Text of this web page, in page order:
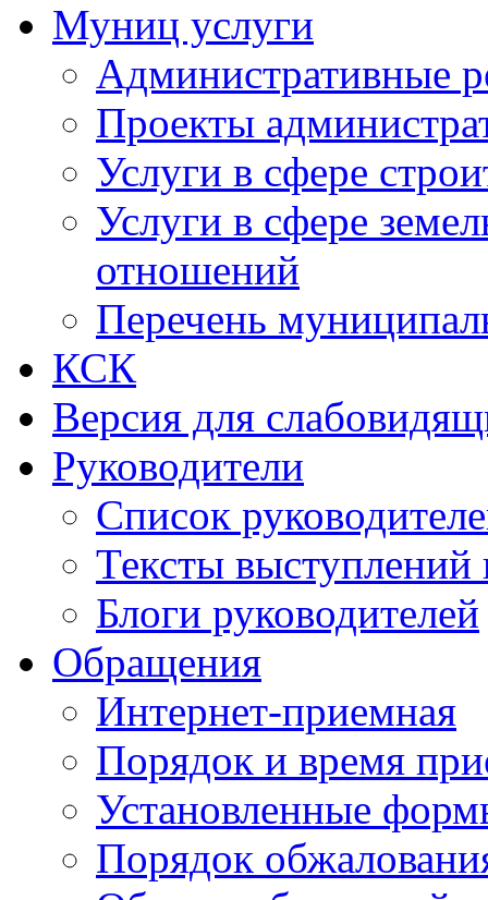
Муниц услуги
Административные
Проекты
Услуги в сфере
Услуги в сфере
отношений
Перечень
КСК
Версия для
Руководители
Список
Тексты выступлений
Блоги руководителей
Обращения
Интернет-приемная
Порядок и время
Установленные
Порядок